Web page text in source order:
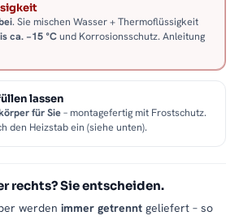
. Sie mischen Wasser + Thermoflüssigkeit
ca. −15 °Cund Korrosionsschutz. Anleitung
lassen
für Sie– montagefertig mit Frostschutz.
den Heizstab ein (siehe unten).
rechts? Sie entscheiden.
werden immer getrennt geliefert – so